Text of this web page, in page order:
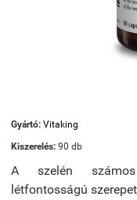
Gyártó: Vitaking
Kiszerelés: 90 db
A szelén
létfontosságú